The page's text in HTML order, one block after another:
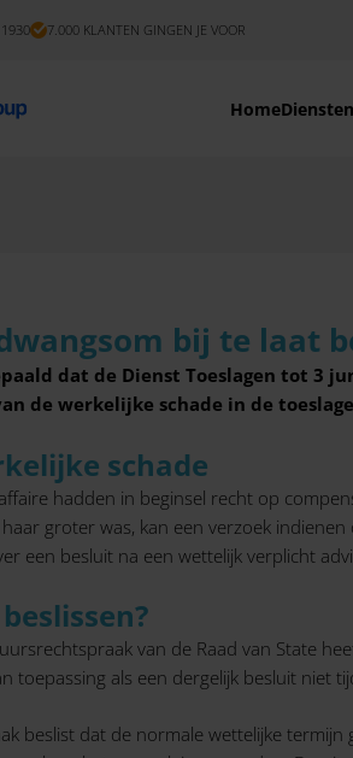
7.000 KLANTEN GINGEN JE VOOR
Home
bij te laat
dat de Dienst Toeslagen tot 3
de werkelijke schade in de
schade
hadden in beginsel recht op
groter was, kan een verzoek
een besluit na een wettelijk verplicht
van de Raad van State
toepassing als een dergelijk besluit niet
beslist dat de normale wettelijke